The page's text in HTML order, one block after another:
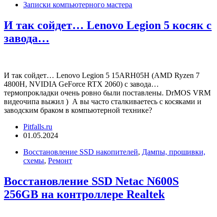
Записки компьютерного мастера
И так сойдет… Lenovo Legion 5 косяк с
завода…
И так сойдет… Lenovo Legion 5 15ARH05H (AMD Ryzen 7
4800H, NVIDIA GeForce RTX 2060) с завода…
термопрокладки очень ровно были поставлены. DrMOS VRM
видеочипа выжил ) А вы часто сталкиваетесь с косяками и
заводским браком в компьютерной технике?
Pitfalls.ru
01.05.2024
Восстановление SSD накопителей, Дампы, прошивки,
схемы, Ремонт
Восстановление SSD Netac N600S
256GB на контроллере Realtek